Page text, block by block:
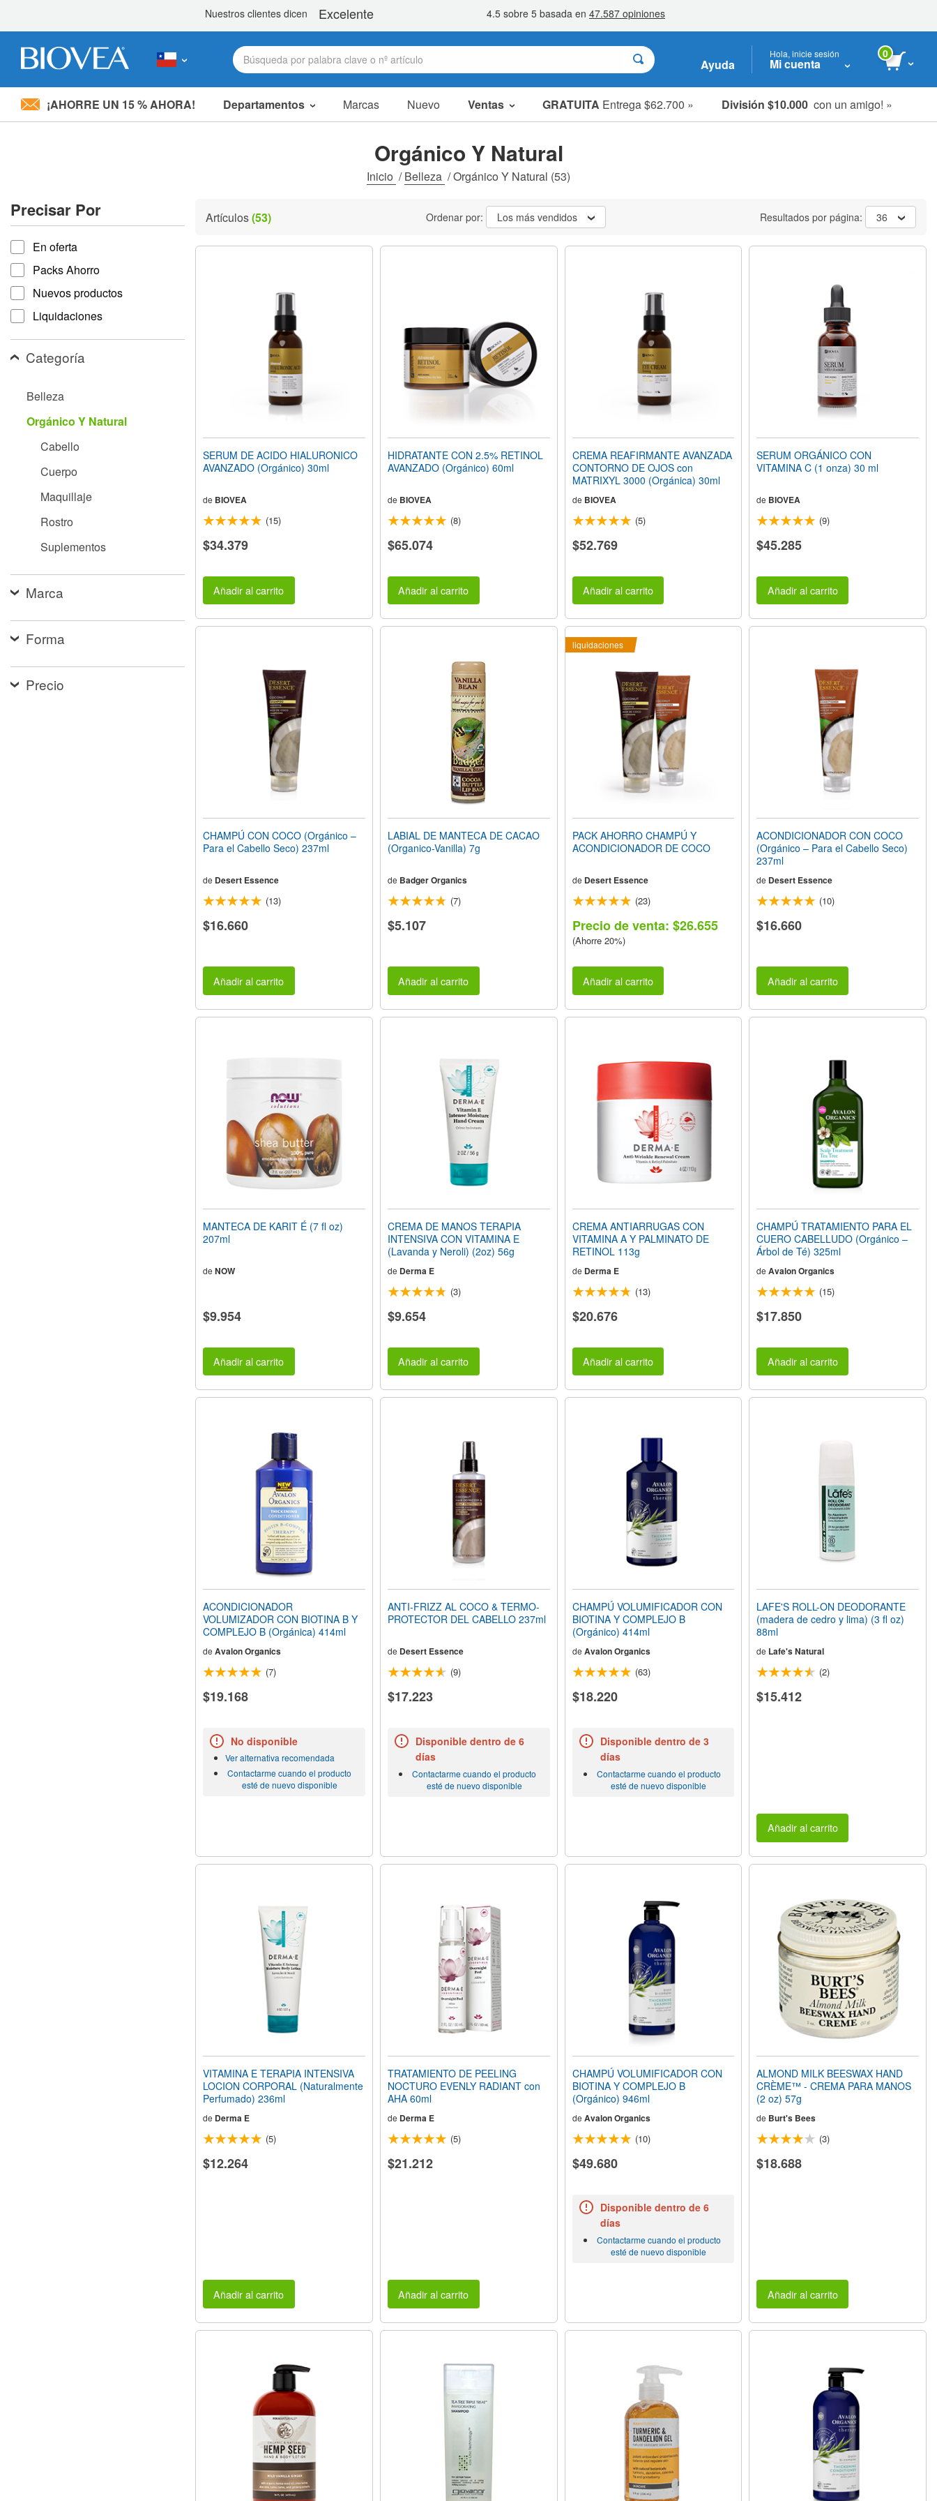
Nota:
accesibilidad.
Presione
Control-
F11
para
ajustar
sitio
web
personas
visual
están
Presione
menú
de
accesibilidad.
Ayuda
Hola, inicie sesión
Mi cuenta
0
¡AHORRE UN 15 % AHORA! Departamentos Marcas Nuevo Ventas GRATUITA Entrega $62.700 » División $10.000 con un amigo! »
Artículos en oferta
Liquidaciones
Orgánico Y Natural
Inicio /Belleza /Orgánico Y Natural (53)
Precisar Por
Precisar por
En oferta
Packs Ahorro
Nuevos productos
Liquidaciones
Categoría
Belleza
Orgánico Y Natural
Cabello
Cuerpo
Maquillaje
Rostro
Suplementos
Marca
Forma
Precio
Artículos(53) Ordenar por: Los más vendidos Resultados por página: 36
SERUM DE ACIDO HIALURONICO
AVANZADO (Orgánico) 30ml
de BIOVEA
(15)
$34.379
Añadir al carrito
HIDRATANTE CON 2.5% RETINOL
AVANZADO (Orgánico) 60ml
de BIOVEA
(8)
$65.074
Añadir al carrito
CREMA REAFIRMANTE AVANZADA
CONTORNO DE OJOS con
MATRIXYL 3000 (Orgánica) 30ml
de BIOVEA
(5)
$52.769
Añadir al carrito
SERUM ORGÁNICO CON
VITAMINA C (1 onza) 30 ml
de BIOVEA
(9)
$45.285
Añadir al carrito
CHAMPÚ CON COCO (Orgánico –
Para el Cabello Seco) 237ml
de Desert Essence
(13)
$16.660
Añadir al carrito
LABIAL DE MANTECA DE CACAO
(Organico-Vanilla) 7g
de Badger Organics
(7)
$5.107
Añadir al carrito
liquidaciones
PACK AHORRO CHAMPÚ Y
ACONDICIONADOR DE COCO
de Desert Essence
(23)
Precio de venta: $26.655
(Ahorre 20%)
Añadir al carrito
ACONDICIONADOR CON COCO
(Orgánico – Para el Cabello Seco)
237ml
de Desert Essence
(10)
$16.660
Añadir al carrito
MANTECA DE KARIT É (7 fl oz)
207ml
de NOW
$9.954
Añadir al carrito
CREMA DE MANOS TERAPIA
INTENSIVA CON VITAMINA E
(Lavanda y Neroli) (2oz) 56g
de Derma E
(3)
$9.654
Añadir al carrito
CREMA ANTIARRUGAS CON
VITAMINA A Y PALMINATO DE
RETINOL 113g
de Derma E
(13)
$20.676
Añadir al carrito
CHAMPÚ TRATAMIENTO PARA EL
CUERO CABELLUDO (Orgánico –
Árbol de Té) 325ml
de Avalon Organics
(15)
$17.850
Añadir al carrito
ACONDICIONADOR
VOLUMIZADOR CON BIOTINA B Y
COMPLEJO B (Orgánica) 414ml
de Avalon Organics
(7)
$19.168
No disponible
Ver alternativa recomendada
Contactarme cuando el producto
esté de nuevo disponible
ANTI-FRIZZ AL COCO & TERMO-
PROTECTOR DEL CABELLO 237ml
de Desert Essence
(9)
$17.223
Disponible dentro de 6
días
Contactarme cuando el producto
esté de nuevo disponible
CHAMPÚ VOLUMIFICADOR CON
BIOTINA Y COMPLEJO B
(Orgánico) 414ml
de Avalon Organics
(63)
$18.220
Disponible dentro de 3
días
Contactarme cuando el producto
esté de nuevo disponible
LAFE'S ROLL-ON DEODORANTE
(madera de cedro y lima) (3 fl oz)
88ml
de Lafe's Natural
(2)
$15.412
Añadir al carrito
VITAMINA E TERAPIA INTENSIVA
LOCION CORPORAL (Naturalmente
Perfumado) 236ml
de Derma E
(5)
$12.264
Añadir al carrito
TRATAMIENTO DE PEELING
NOCTURO EVENLY RADIANT con
AHA 60ml
de Derma E
(5)
$21.212
Añadir al carrito
CHAMPÚ VOLUMIFICADOR CON
BIOTINA Y COMPLEJO B
(Orgánico) 946ml
de Avalon Organics
(10)
$49.680
Disponible dentro de 6
días
Contactarme cuando el producto
esté de nuevo disponible
ALMOND MILK BEESWAX HAND
CRÈME™ - CREMA PARA MANOS
(2 oz) 57g
de Burt's Bees
(3)
$18.688
Añadir al carrito